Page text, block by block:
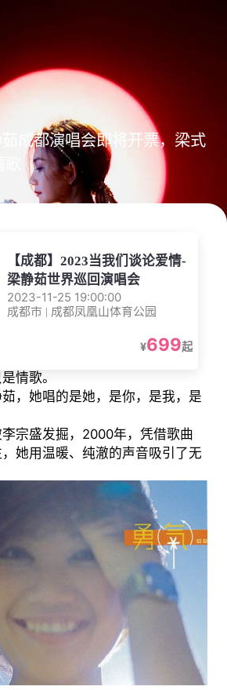
茹成都演唱会即将开票，梁式
【成都】2023当我们谈论爱情-
梁静茹世界巡回演唱会
2023-11-25 19:00:00
成都市 | 成都凤凰山体育公园
¥699起
情歌。
，她唱的是她，是你，是我，是
宗盛发掘，2000年，凭借歌曲
，她用温暖、纯澈的声音吸引了无